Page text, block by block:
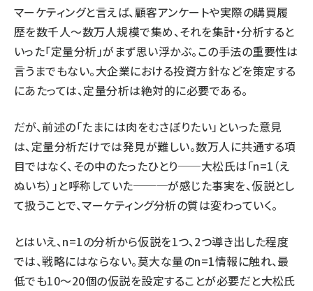
マーケティングと言えば、顧客アンケートや実際の購買履
歴を数千人～数万人規模で集め、それを集計・分析すると
いった「定量分析」がまず思い浮かぶ。この手法の重要性は
言うまでもない。大企業における投資方針などを策定する
にあたっては、定量分析は絶対的に必要である。
だが、前述の「たまには肉をむさぼりたい」といった意見
は、定量分析だけでは発見が難しい。数万人に共通する項
目ではなく、その中のたったひとり──大松氏は「n=1（え
ぬいち）」と呼称していた───が感じた事実を、仮説とし
て扱うことで、マーケティング分析の質は変わっていく。
とはいえ、n=1の分析から仮説を1つ、2つ導き出した程度
では、戦略にはならない。莫大な量のn=1情報に触れ、最
低でも10～20個の仮説を設定することが必要だと大松氏